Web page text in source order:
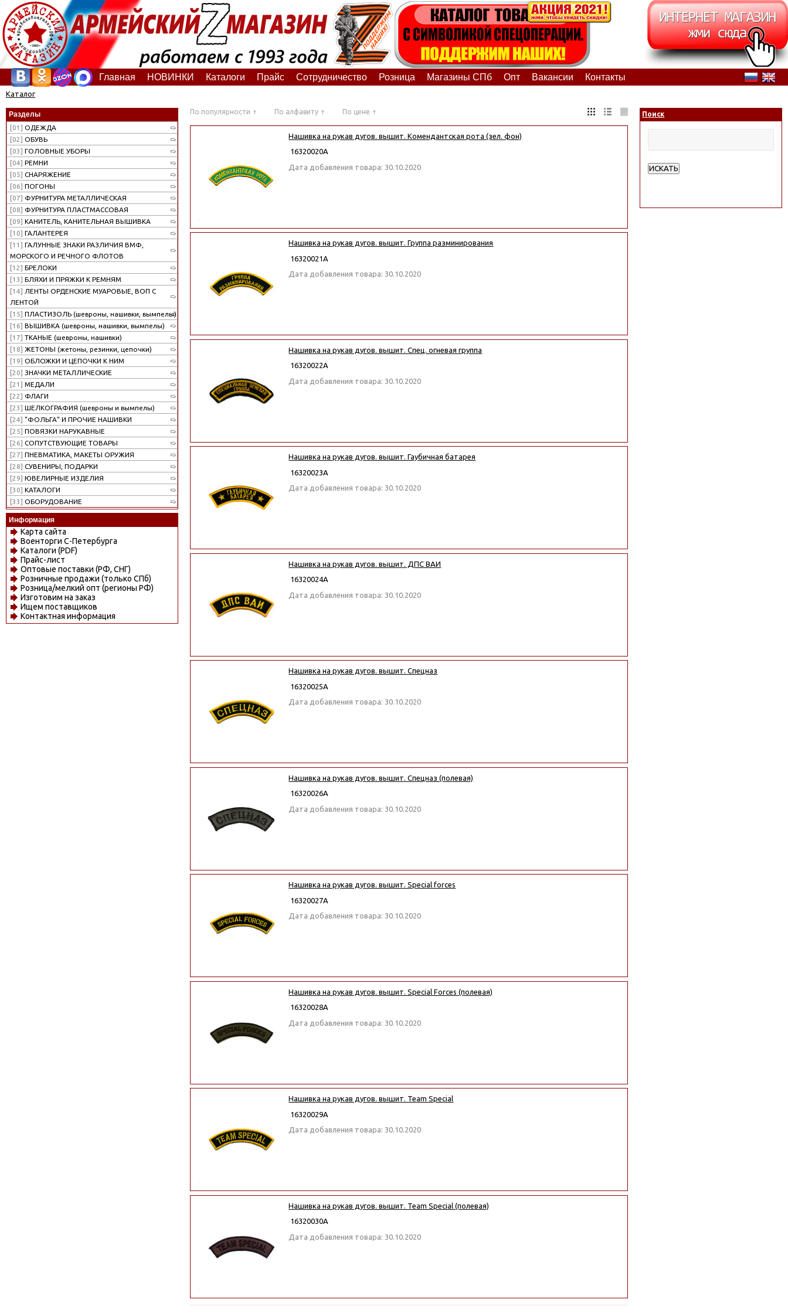
Главная НОВИНКИ Каталоги Прайс Сотрудничество Розница Магазины СПб Опт Вакансии Контакты
Каталог
Разделы
[01] ОДЕЖДА
[02] ОБУВЬ
[03] ГОЛОВНЫЕ УБОРЫ
[04] РЕМНИ
[05] СНАРЯЖЕНИЕ
[06] ПОГОНЫ
[07] ФУРНИТУРА МЕТАЛЛИЧЕСКАЯ
[08] ФУРНИТУРА ПЛАСТМАССОВАЯ
[09] КАНИТЕЛЬ, КАНИТЕЛЬНАЯ ВЫШИВКА
[10] ГАЛАНТЕРЕЯ
[11] ГАЛУННЫЕ ЗНАКИ РАЗЛИЧИЯ ВМФ,
МОРСКОГО И РЕЧНОГО ФЛОТОВ
[12] БРЕЛОКИ
[13] БЛЯХИ И ПРЯЖКИ К РЕМНЯМ
[14] ЛЕНТЫ ОРДЕНСКИЕ МУАРОВЫЕ, ВОП С
ЛЕНТОЙ
[15] ПЛАСТИЗОЛЬ (шевроны, нашивки, вымпелы)
[16] ВЫШИВКА (шевроны, нашивки, вымпелы)
[17] ТКАНЫЕ (шевроны, нашивки)
[18] ЖЕТОНЫ (жетоны, резинки, цепочки)
[19] ОБЛОЖКИ И ЦЕПОЧКИ К НИМ
[20] ЗНАЧКИ МЕТАЛЛИЧЕСКИЕ
[21] МЕДАЛИ
[22] ФЛАГИ
[23] ШЕЛКОГРАФИЯ (шевроны и вымпелы)
[24] "ФОЛЬГА" И ПРОЧИЕ НАШИВКИ
[25] ПОВЯЗКИ НАРУКАВНЫЕ
[26] СОПУТСТВУЮЩИЕ ТОВАРЫ
[27] ПНЕВМАТИКА, МАКЕТЫ ОРУЖИЯ
[28] СУВЕНИРЫ, ПОДАРКИ
[29] ЮВЕЛИРНЫЕ ИЗДЕЛИЯ
[30] КАТАЛОГИ
[33] ОБОРУДОВАНИЕ
Информация
Карта сайта
Военторги С-Петербурга
Каталоги (PDF)
Прайс-лист
Оптовые поставки (РФ, СНГ)
Розничные продажи (только СПб)
Розница/мелкий опт (регионы РФ)
Изготовим на заказ
Ищем поставщиков
Контактная информация
По популярности По алфавиту По цене
Нашивка на рукав дугов. вышит. Комендантская рота (зел. фон)
16320020А
Дата добавления товара: 30.10.2020
Нашивка на рукав дугов. вышит. Группа разминирования
16320021А
Дата добавления товара: 30.10.2020
Нашивка на рукав дугов. вышит. Спец. огневая группа
16320022А
Дата добавления товара: 30.10.2020
Нашивка на рукав дугов. вышит. Гаубичная батарея
16320023А
Дата добавления товара: 30.10.2020
Нашивка на рукав дугов. вышит. ДПС ВАИ
16320024А
Дата добавления товара: 30.10.2020
Нашивка на рукав дугов. вышит. Спецназ
16320025А
Дата добавления товара: 30.10.2020
Нашивка на рукав дугов. вышит. Спецназ (полевая)
16320026А
Дата добавления товара: 30.10.2020
Нашивка на рукав дугов. вышит. Special forces
16320027А
Дата добавления товара: 30.10.2020
Нашивка на рукав дугов. вышит. Special Forces (полевая)
16320028А
Дата добавления товара: 30.10.2020
Нашивка на рукав дугов. вышит. Team Special
16320029А
Дата добавления товара: 30.10.2020
Нашивка на рукав дугов. вышит. Team Special (полевая)
16320030А
Дата добавления товара: 30.10.2020
Поиск
ИСКАТЬ